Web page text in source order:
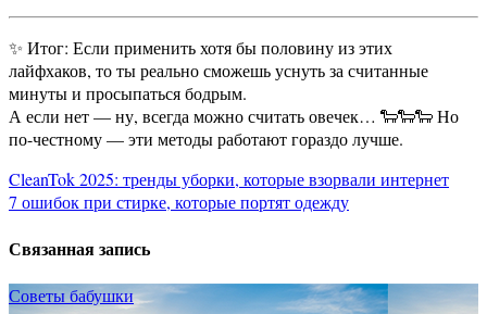
✨ Итог: Если применить хотя бы половину из этих
лайфхаков, то ты реально сможешь уснуть за считанные
минуты и просыпаться бодрым.
А если нет — ну, всегда можно считать овечек… 🐑🐑🐑 Но
по-честному — эти методы работают гораздо лучше.
Навигация
по
записям
CleanTok 2025: тренды уборки, которые взорвали интернет
7 ошибок при стирке, которые портят одежду
Связанная запись
Советы бабушки